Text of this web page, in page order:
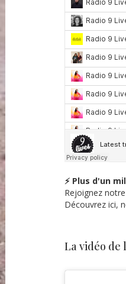
⚡ Plus d'un
Rejoignez
Découvrez ici,
La vidéo de